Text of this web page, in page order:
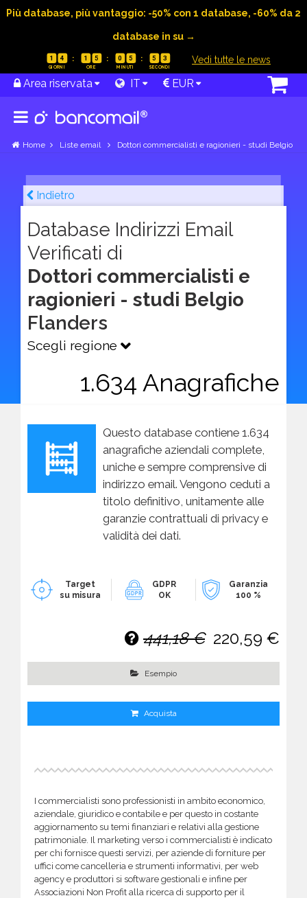
Più database, più vantaggio: -50% con 1 database, -60% da 2
database in su →
1 4 1 5 0 5 5 2 Vedi tutte le news
Area riservata IT EUR
Home Liste email Dottori commercialisti e ragionieri - studi Belgio
Indietro
Database Indirizzi Email
Verificati di
Dottori commercialisti e
ragionieri - studi Belgio
Flanders
Scegli regione
1.634 Anagrafiche
Questo database contiene 1.634
anagrafiche aziendali complete,
uniche e sempre comprensive di
indirizzo email. Vengono ceduti a
titolo definitivo, unitamente alle
garanzie contrattuali di privacy e
validità dei dati.
Target
su misura
GDPR
OK
Garanzia
100 %
441,18 € 220,59 €
Esempio
Acquista
I commercialisti sono professionisti in ambito economico,
aziendale, giuridico e contabile e per questo in costante
aggiornamento su temi finanziari e relativi alla gestione
patrimoniale. Il marketing verso i commercialisti è indicato
per chi fornisce questi servizi, per aziende di forniture per
uffici come cancelleria e strumenti informativi, per web
agency e produttori si software gestionali e infine per
Associazioni Non Profit alla ricerca di supporto per il